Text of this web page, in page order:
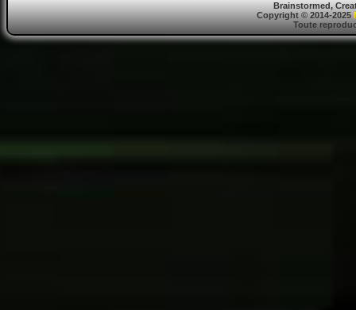
Brainstormed,
Copyright © 2014-2025
Toute